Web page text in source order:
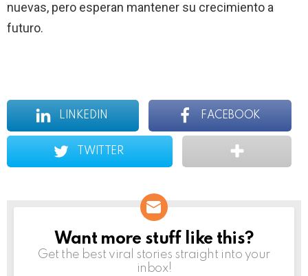
nuevas, pero esperan mantener su crecimiento a
futuro.
LINKEDIN FACEBOOK
TWITTER
NEWSLETTER
Want more stuff like this?
Get the best viral stories straight into your
inbox!